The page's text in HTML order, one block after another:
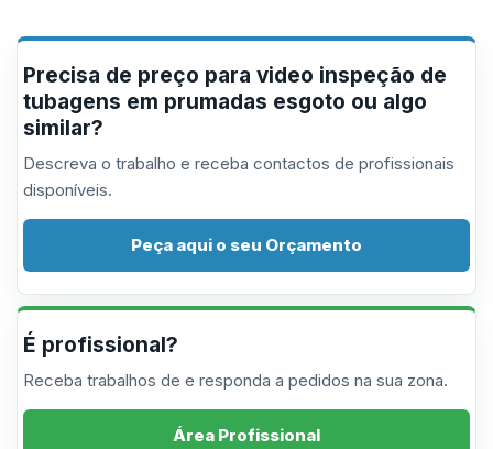
Precisa de preço para video inspeção de
tubagens em prumadas esgoto ou algo
similar?
Descreva o trabalho e receba contactos de profissionais
disponíveis.
Peça aqui o seu Orçamento
É profissional?
Receba trabalhos de e responda a pedidos na sua zona.
Área Profissional